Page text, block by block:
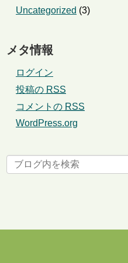
Uncategorized (3)
メタ情報
ログイン
投稿の RSS
コメントの RSS
WordPress.org